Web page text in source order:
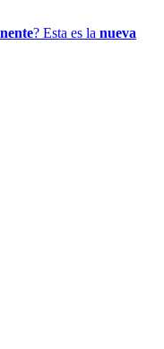
? Esta es la nueva